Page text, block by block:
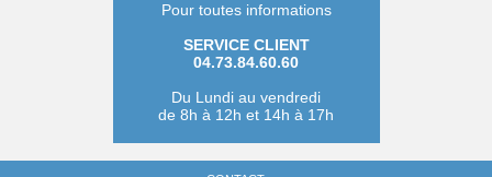
Pour toutes informations
SERVICE CLIENT
04.73.84.60.60
Du Lundi au vendredi
de 8h à 12h et 14h à 17h